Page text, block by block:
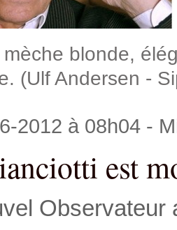
mèche blonde,
(Ulf Andersen -
2012 à 08h04 -
est
Observateur